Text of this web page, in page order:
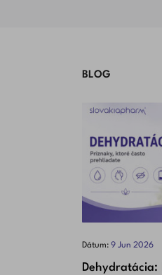
BLOG
Dátum: 9 Jun 2026
Dehydratácia: